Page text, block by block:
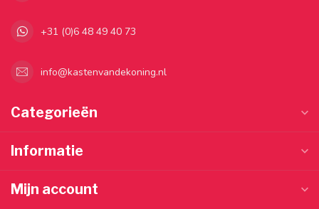
+31 (0)6 48 49 40 73
info@kastenvandekoning.nl
Categorieën
Informatie
Mijn account